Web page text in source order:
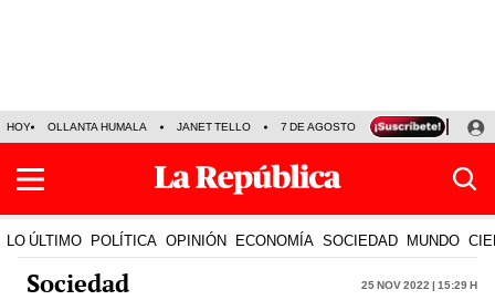
HOY OLLANTA HUMALA JANET TELLO 7 DE AGOSTO TINKA RESULTADOS
LO ÚLTIMO POLÍTICA OPINIÓN ECONOMÍA SOCIEDAD MUNDO
Sociedad 25 Nov 2022 | 15:29 h